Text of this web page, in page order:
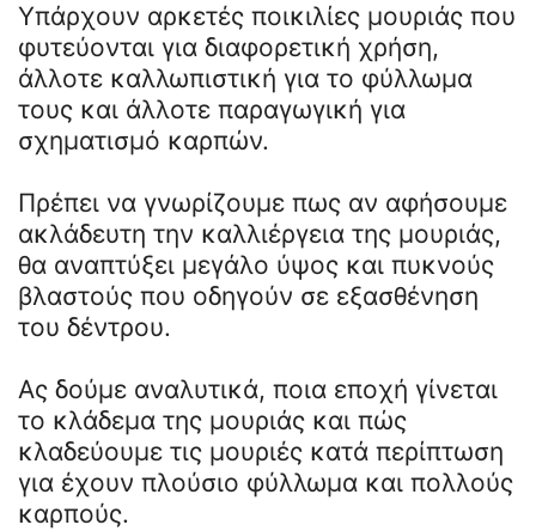
Υπάρχουν αρκετές ποικιλίες μουριάς που
φυτεύονται για διαφορετική χρήση,
άλλοτε καλλωπιστική για το φύλλωμα
τους και άλλοτε παραγωγική για
σχηματισμό καρπών.
Πρέπει να γνωρίζουμε πως αν αφήσουμε
ακλάδευτη την καλλιέργεια της μουριάς,
θα αναπτύξει μεγάλο ύψος και πυκνούς
βλαστούς που οδηγούν σε εξασθένηση
του δέντρου.
Ας δούμε αναλυτικά, ποια εποχή γίνεται
το κλάδεμα της μουριάς και πώς
κλαδεύουμε τις μουριές κατά περίπτωση
για έχουν πλούσιο φύλλωμα και πολλούς
καρπούς.